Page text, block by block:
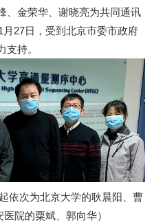
、金荣华、谢晓亮为共同通讯
27日，受到北京市委市政府
持。
依次为北京大学的耿晨阳、曹
院的粟斌、郭向华）